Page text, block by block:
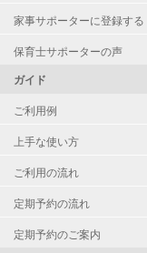
家事サポーターに登録する
保育士サポーターの声
ガイド
ご利用例
上手な使い方
ご利用の流れ
定期予約の流れ
定期予約のご案内